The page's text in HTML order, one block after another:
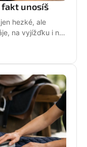
unosíš
hezké, ale
na vyjížďku i na